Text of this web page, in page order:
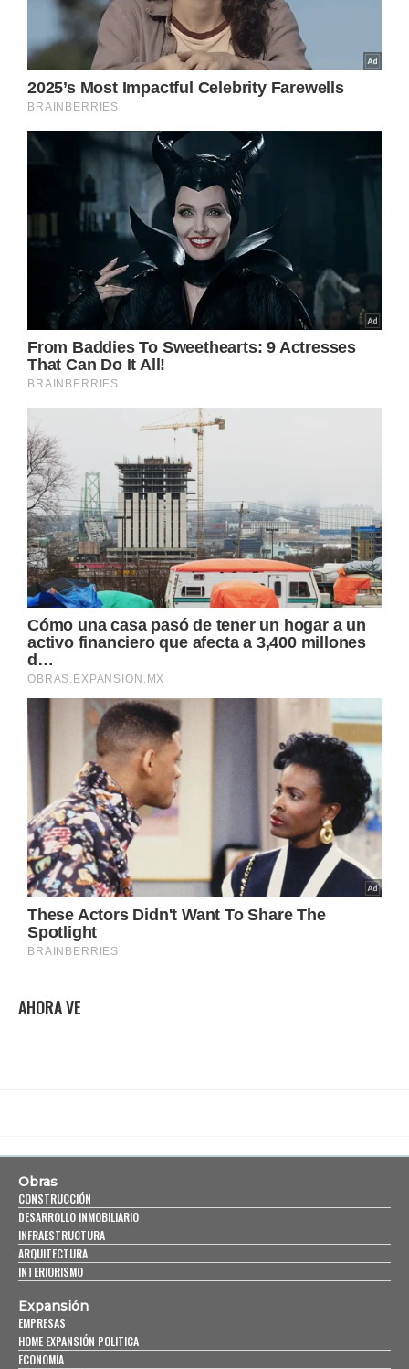
AHORA VE
Obras
CONSTRUCCIÓN
DESARROLLO INMOBILIARIO
INFRAESTRUCTURA
ARQUITECTURA
INTERIORISMO
Expansión
EMPRESAS
HOME EXPANSIÓN POLITICA
ECONOMÍA